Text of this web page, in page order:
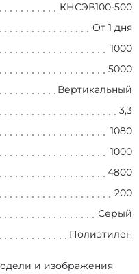
КНСЭВ100-500
От 1 дня
1000
5000
Вертикальный
3,3
1080
1000
4800
200
Серый
Полиэтилен
и изображения